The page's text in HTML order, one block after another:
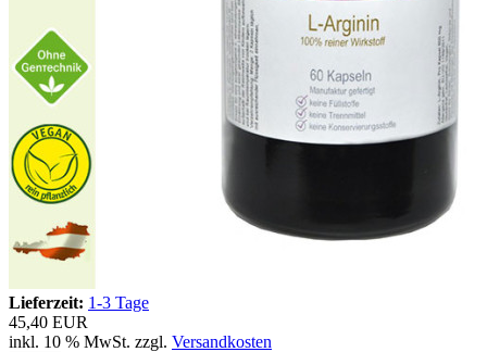
Lieferzeit: 1-3 Tage
45,40 EUR
inkl. 10 % MwSt. zzgl. Versandkosten